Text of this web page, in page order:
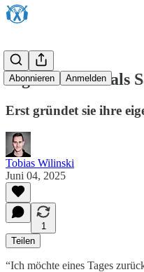
Abonnieren Anmelden
Eigenes Label
Erst gründet sie ihre
Tobias Wilinski
Juni 04, 2025
1
Teilen
“Ich möchte eines Tages